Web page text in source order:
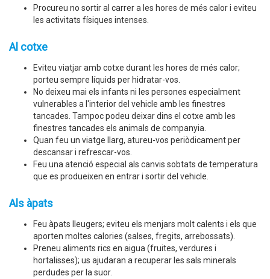
Procureu no sortir al carrer a les hores de més calor i eviteu
les activitats físiques intenses.
Al cotxe
Eviteu viatjar amb cotxe durant les hores de més calor;
porteu sempre líquids per hidratar-vos.
No deixeu mai els infants ni les persones especialment
vulnerables a l'interior del vehicle amb les finestres
tancades. Tampoc podeu deixar dins el cotxe amb les
finestres tancades els animals de companyia.
Quan feu un viatge llarg, atureu-vos periòdicament per
descansar i refrescar-vos.
Feu una atenció especial als canvis sobtats de temperatura
que es produeixen en entrar i sortir del vehicle.
Als àpats
Feu àpats lleugers; eviteu els menjars molt calents i els que
aporten moltes calories (salses, fregits, arrebossats).
Preneu aliments rics en aigua (fruites, verdures i
hortalisses); us ajudaran a recuperar les sals minerals
perdudes per la suor.